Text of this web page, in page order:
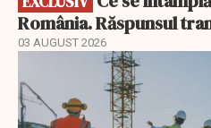
România. Răspunsul
03 AUGUST 2026